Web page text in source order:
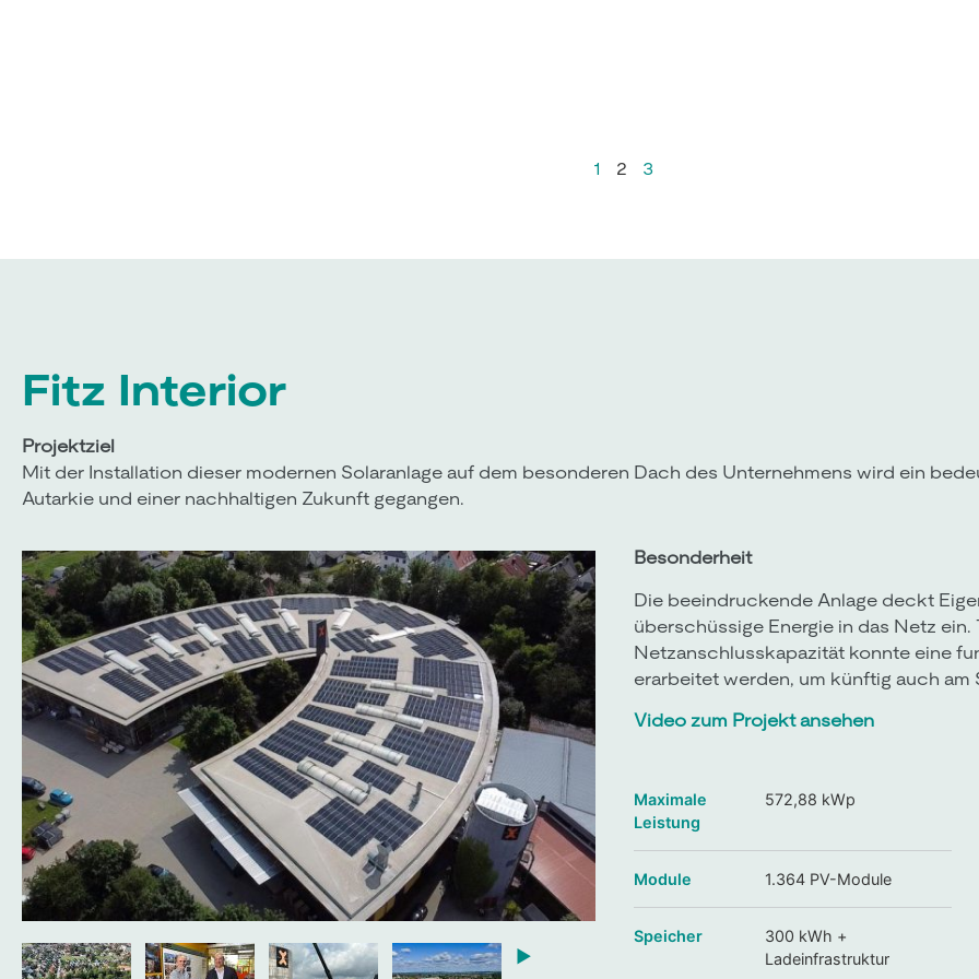
1 2 3
Fitz Interior
Projektziel
Mit der Installation dieser modernen Solaranlage auf dem besonderen Dach des Unternehmens wird ein
Autarkie und einer nachhaltigen Zukunft gegangen.
▶
Besonderheit
Die beeindruckende Anlage deckt
überschüssige Energie in das Netz ein.
Netzanschlusskapazität konnte eine
erarbeitet werden, um künftig auch
Video zum Projekt ansehen
Maximale
Leistung
572,88 kWp
Module 1.364 PV-Module
Speicher
300 kWh +
Ladeinfrastruktur